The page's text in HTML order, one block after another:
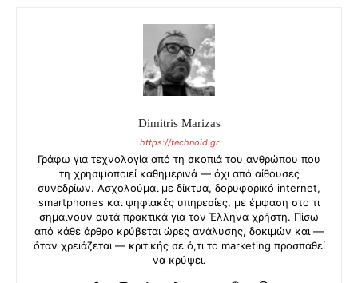
Dimitris Marizas
https://technoid.gr
Γράφω για τεχνολογία από τη σκοπιά του ανθρώπου που
τη χρησιμοποιεί καθημερινά — όχι από αίθουσες
συνεδρίων. Ασχολούμαι με δίκτυα, δορυφορικό internet,
smartphones και ψηφιακές υπηρεσίες, με έμφαση στο τι
σημαίνουν αυτά πρακτικά για τον Έλληνα χρήστη. Πίσω
από κάθε άρθρο κρύβεται ώρες ανάλυσης, δοκιμών και —
όταν χρειάζεται — κριτικής σε ό,τι το marketing προσπαθεί
να κρύψει.